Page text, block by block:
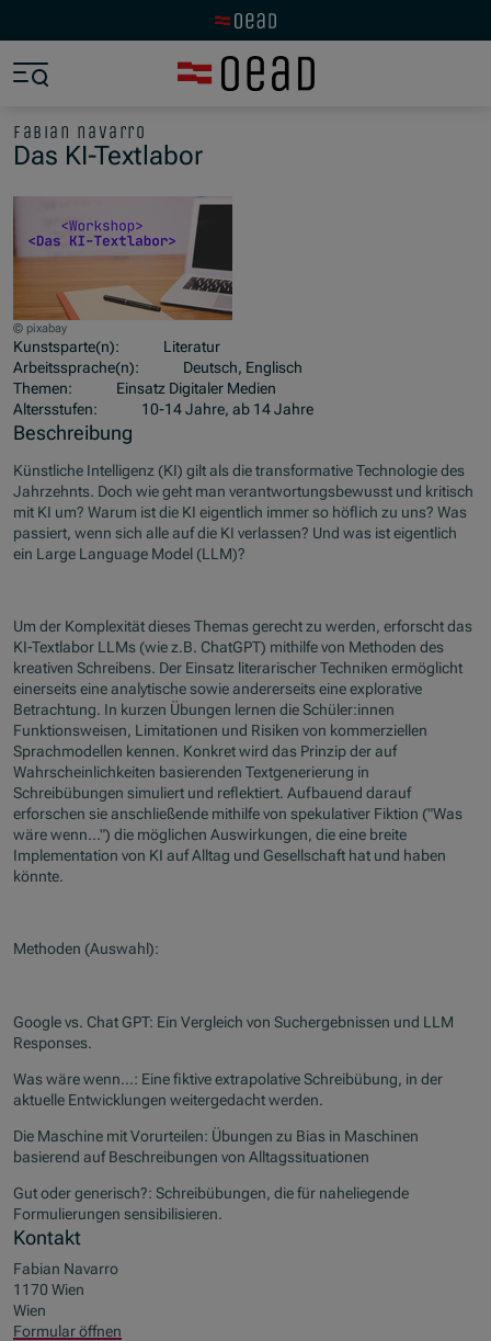
fabian navarro
Das KI-Textlabor
© pixabay
Kunstsparte(n):
Literatur
Arbeitssprache(n):
Deutsch, Englisch
Themen:
Einsatz Digitaler Medien
Altersstufen:
10-14 Jahre, ab 14 Jahre
Beschreibung
Künstliche Intelligenz (KI) gilt als die transformative Technologie des
Jahrzehnts. Doch wie geht man verantwortungsbewusst und kritisch
mit KI um? Warum ist die KI eigentlich immer so höflich zu uns? Was
passiert, wenn sich alle auf die KI verlassen? Und was ist eigentlich
ein Large Language Model (LLM)?
Um der Komplexität dieses Themas gerecht zu werden, erforscht das
KI-Textlabor LLMs (wie z.B. ChatGPT) mithilfe von Methoden des
kreativen Schreibens. Der Einsatz literarischer Techniken ermöglicht
einerseits eine analytische sowie andererseits eine explorative
Betrachtung. In kurzen Übungen lernen die Schüler:innen
Funktionsweisen, Limitationen und Risiken von kommerziellen
Sprachmodellen kennen. Konkret wird das Prinzip der auf
Wahrscheinlichkeiten basierenden Textgenerierung in
Schreibübungen simuliert und reflektiert. Aufbauend darauf
erforschen sie anschließende mithilfe von spekulativer Fiktion ("Was
wäre wenn...") die möglichen Auswirkungen, die eine breite
Implementation von KI auf Alltag und Gesellschaft hat und haben
könnte.
Methoden (Auswahl):
Google vs. Chat GPT: Ein Vergleich von Suchergebnissen und LLM
Responses.
Was wäre wenn...: Eine fiktive extrapolative Schreibübung, in der
aktuelle Entwicklungen weitergedacht werden.
Die Maschine mit Vorurteilen: Übungen zu Bias in Maschinen
basierend auf Beschreibungen von Alltagssituationen
Gut oder generisch?: Schreibübungen, die für naheliegende
Formulierungen sensibilisieren.
Kontakt
Fabian Navarro
1170 Wien
Wien
Formular öffnen